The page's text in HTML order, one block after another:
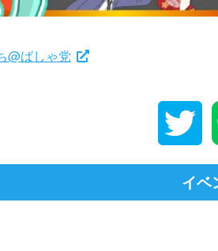
@ばしゃ党
イベ